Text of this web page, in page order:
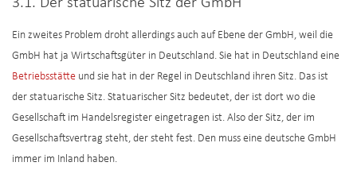
3.1. Der statuarische Sitz der GmbH
Ein zweites Problem droht allerdings auch auf Ebene der GmbH, weil die
GmbH hat ja Wirtschaftsgüter in Deutschland. Sie hat in Deutschland eine
Betriebsstätte und sie hat in der Regel in Deutschland ihren Sitz. Das ist
der statuarische Sitz. Statuarischer Sitz bedeutet, der ist dort wo die
Gesellschaft im Handelsregister eingetragen ist. Also der Sitz, der im
Gesellschaftsvertrag steht, der steht fest. Den muss eine deutsche GmbH
immer im Inland haben.